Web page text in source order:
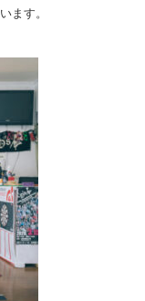
ます。